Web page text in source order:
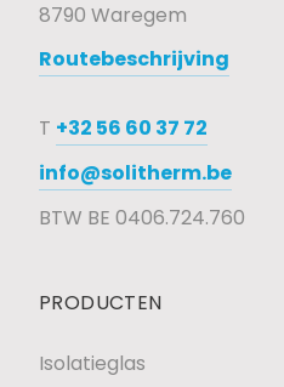
8790 Waregem
Routebeschrijving
T +32 56 60 37 72
info@solitherm.be
BTW BE 0406.724.760
PRODUCTEN
Isolatieglas